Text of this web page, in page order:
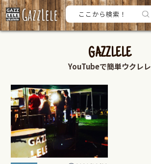
GAZZLELE
YouTubeで簡単ウクレレ